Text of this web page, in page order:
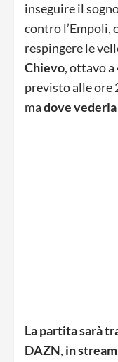
inseguire il
contro l’Empoli,
respingere le
Chievo, ottavo a
previsto alle ore
madove
La partita sarà
DAZN, in